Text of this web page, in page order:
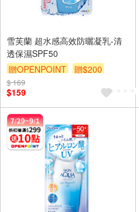
雪芙蘭 超水感高效防曬凝乳-清
透保濕SPF50
贈OPENPOINT
贈$200
$ 169
$159